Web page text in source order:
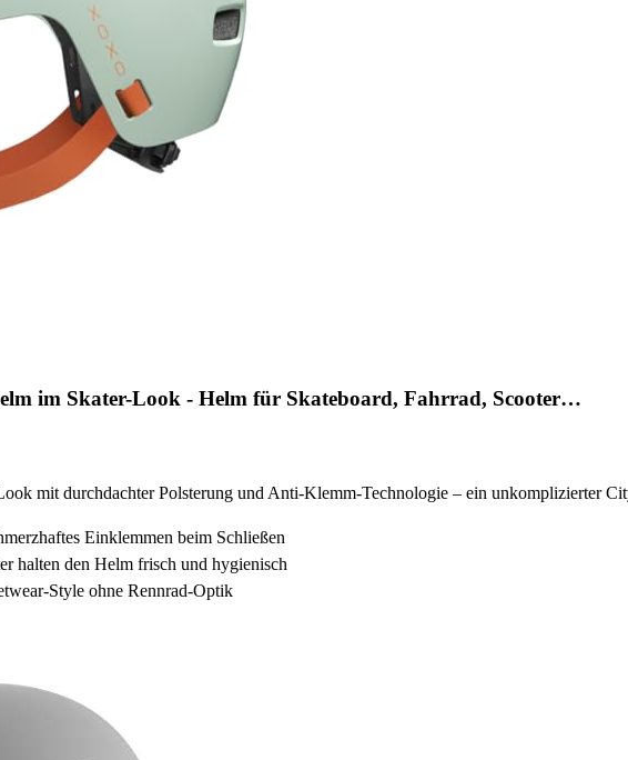
im Skater-Look - Helm für Skateboard, Fahrrad, Scooter…
mit durchdachter Polsterung und Anti-Klemm-Technologie – ein unkomplizierter
Einklemmen beim Schließen
halten den Helm frisch und hygienisch
Style ohne Rennrad-Optik